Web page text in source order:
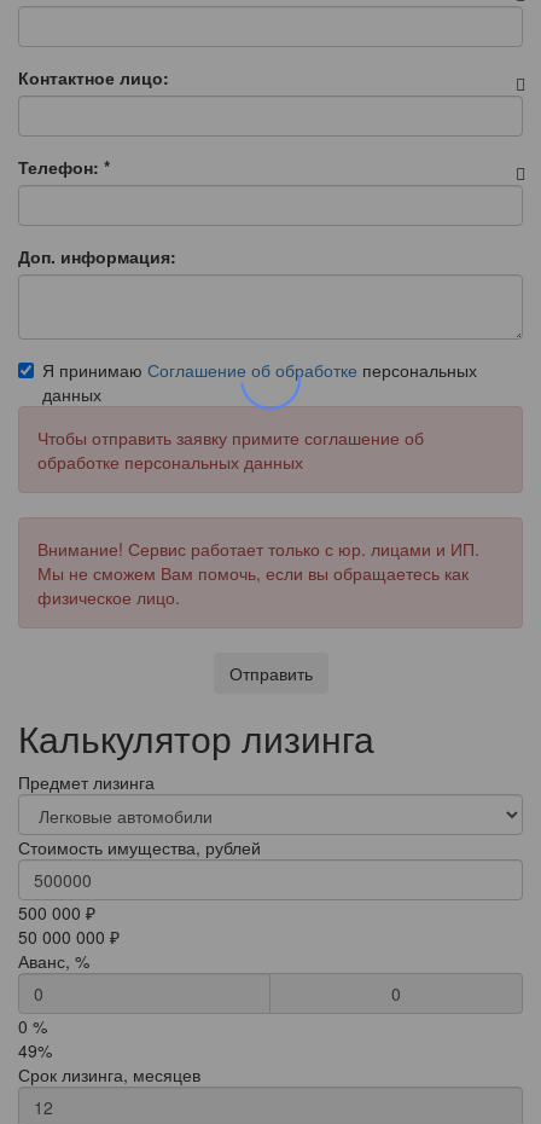
Контактное лицо:
Телефон: *
Доп. информация:
Я принимаю Соглашение об обработке персональных
данных
Чтобы отправить заявку примите соглашение об
обработке персональных данных
Внимание! Сервис работает только с юр. лицами и ИП.
Мы не сможем Вам помочь, если вы обращаетесь как
физическое лицо.
Отправить
Калькулятор лизинга
Предмет лизинга
Стоимость имущества, рублей
500 000 ₽
50 000 000 ₽
Аванс, %
0
0 %
49%
Срок лизинга, месяцев